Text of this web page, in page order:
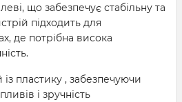
що забезпечує стабільну та
підходить для
де потрібна висока
пластику , забезпечуючи
і зручність